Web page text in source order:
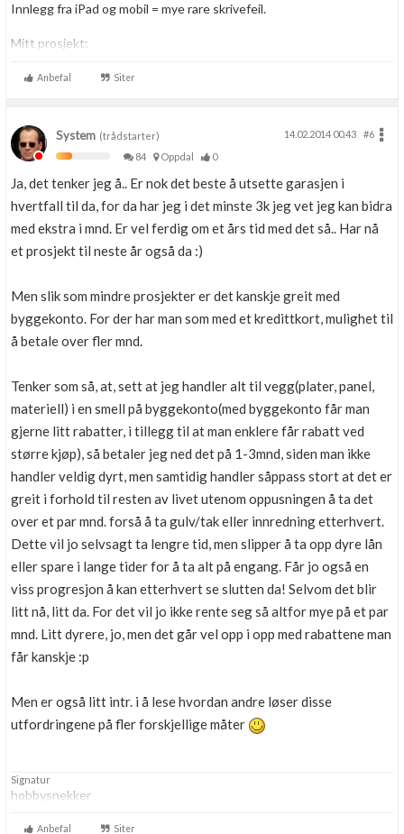
Innlegg fra iPad og mobil = mye rare skrivefeil.
Mitt prosjekt:
Anbefal Siter
System (trådstarter) 14.02.2014 00.43
#6
84
Oppdal 0
Ja, det tenker jeg å.. Er nok det beste å utsette garasjen i
hvertfall til da, for da har jeg i det minste 3k jeg vet jeg kan bidra
med ekstra i mnd. Er vel ferdig om et års tid med det så.. Har nå
et prosjekt til neste år også da :)
Men slik som mindre prosjekter er det kanskje greit med
byggekonto. For der har man som med et kredittkort, mulighet til
å betale over fler mnd.
Tenker som så, at, sett at jeg handler alt til vegg(plater, panel,
materiell) i en smell på byggekonto(med byggekonto får man
gjerne litt rabatter, i tillegg til at man enklere får rabatt ved
større kjøp), så betaler jeg ned det på 1-3mnd, siden man ikke
handler veldig dyrt, men samtidig handler såppass stort at det er
greit i forhold til resten av livet utenom oppusningen å ta det
over et par mnd. forså å ta gulv/tak eller innredning etterhvert.
Dette vil jo selvsagt ta lengre tid, men slipper å ta opp dyre lån
eller spare i lange tider for å ta alt på engang. Får jo også en
viss progresjon å kan etterhvert se slutten da! Selvom det blir
litt nå, litt da. For det vil jo ikke rente seg så altfor mye på et par
mnd. Litt dyrere, jo, men det går vel opp i opp med rabattene man
får kanskje :p
Men er også litt intr. i å lese hvordan andre løser disse
utfordringene på fler forskjellige måter
Signatur
hobbysnekker
Anbefal Siter